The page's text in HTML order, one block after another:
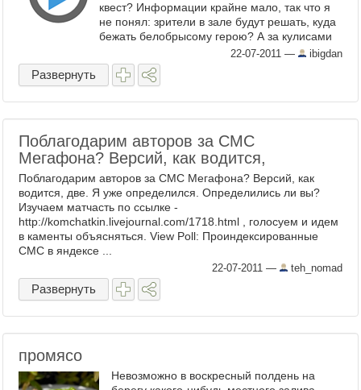
квест? Информации крайне мало, так что я
не понял: зрители в зале будут решать, куда
бежать белобрысому герою? А за кулисами
22-07-2011 — ibigdan
Развернуть
Поблагодарим авторов за СМС
Мегафона? Версий, как водится,
Поблагодарим авторов за СМС Мегафона? Версий, как
водится, две. Я уже определился. Определились ли вы?
Изучаем матчасть по ссылке -
http://komchatkin.livejournal.com/1718.html , голосуем и идем
в каменты объясняться. View Poll: Проиндексированные
СМС в яндексе ...
22-07-2011 — teh_nomad
Развернуть
промясо
Невозможно в воскресный полдень на